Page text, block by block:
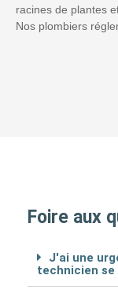
racines de plantes
Nos plombiers
Foire aux
J'ai une
technicien se